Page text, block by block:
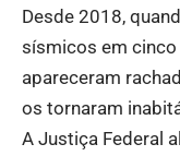
Desde 2018,
sísmicos em
apareceram
os tornaram
A Justiça Federal